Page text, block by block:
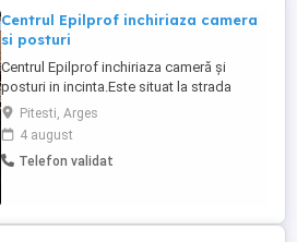
Centrul Epilprof inchiriaza camera
si posturi
Centrul Epilprof inchiriaza cameră și
posturi in incinta.Este situat la strada
principala,vad auto-pietonal.Este deschis
din 2018.Pentru mai multe detalii,tel
Pitesti, Arges
4 august
Telefon validat